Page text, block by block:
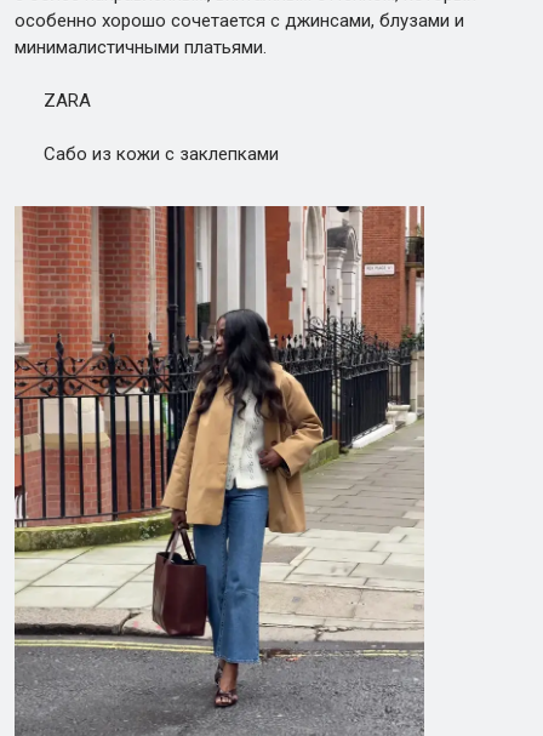
особенно хорошо сочетается с джинсами, блузами и
минималистичными платьями.
ZARA
Сабо из кожи с заклепками